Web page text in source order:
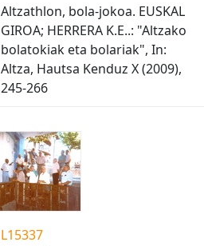
Altzathlon, bola-jokoa. EUSKAL
GIROA; HERRERA K.E..: "Altzako
bolatokiak eta bolariak", In:
Altza, Hautsa Kenduz X (2009),
245-266
L15337